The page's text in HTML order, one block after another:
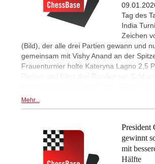
Tag des
India
Zeichen
(Bild), der alle drei Partien gewann und
gemeinsam mit Vishy Anand an der
Frauenturnier holte Kateryna Lagno 2,5
Partien und führt drei Runden vor Schluss
Mehr...
President
gewinnt
mit
Hälfte